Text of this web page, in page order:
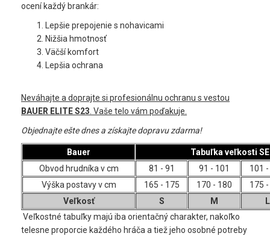
ocení každý brankár:
Lepšie prepojenie s nohavicami
Nižšia hmotnosť
Väčší komfort
Lepšia ochrana
Neváhajte a doprajte si profesionálnu ochranu s vestou
BAUER ELITE S23 . Vaše telo vám poďakuje.
Objednajte ešte dnes a získajte dopravu zdarma!
Bauer
Tabuľka veľkosti
Obvod hrudníka v cm
81 - 91 91 - 101
101
Výška postavy v cm
165 - 175 170 - 180
175
Veľkosť
S M
L
Veľkostné tabuľky majú iba orientačný charakter, nakoľko
telesne proporcie každého hráča a tiež jeho osobné potreby